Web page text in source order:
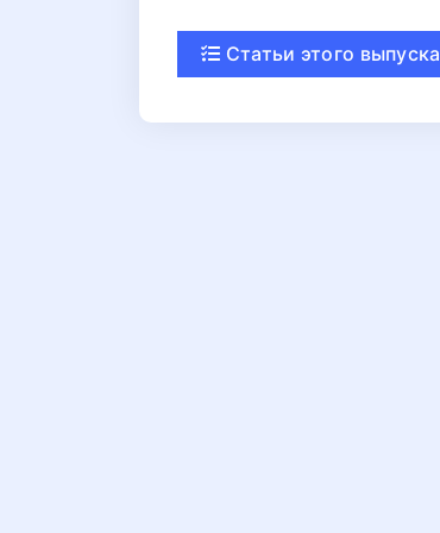
Статьи этого выпуска